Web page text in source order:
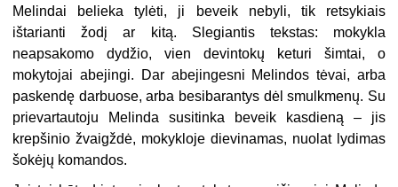
Melindai belieka tylėti, ji beveik nebyli, tik retsykiais
ištarianti žodį ar kitą. Slegiantis tekstas: mokykla
neapsakomo dydžio, vien devintokų keturi šimtai, o
mokytojai abejingi. Dar abejingesni Melindos tėvai, arba
paskendę darbuose, arba besibarantys dėl smulkmenų. Su
prievartautoju Melinda susitinka beveik kasdieną – jis
krepšinio žvaigždė, mokykloje dievinamas, nuolat lydimas
šokėjų komandos.